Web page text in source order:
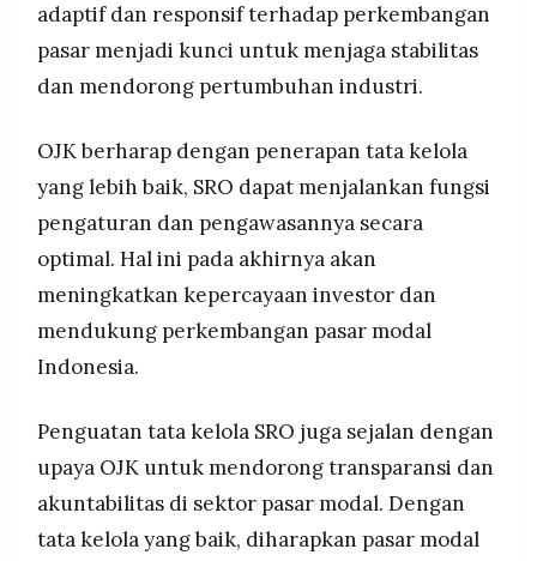
adaptif dan responsif terhadap perkembangan
pasar menjadi kunci untuk menjaga stabilitas
dan mendorong pertumbuhan industri.
OJK berharap dengan penerapan tata kelola
yang lebih baik, SRO dapat menjalankan fungsi
pengaturan dan pengawasannya secara
optimal. Hal ini pada akhirnya akan
meningkatkan kepercayaan investor dan
mendukung perkembangan pasar modal
Indonesia.
Penguatan tata kelola SRO juga sejalan dengan
upaya OJK untuk mendorong transparansi dan
akuntabilitas di sektor pasar modal. Dengan
tata kelola yang baik, diharapkan pasar modal